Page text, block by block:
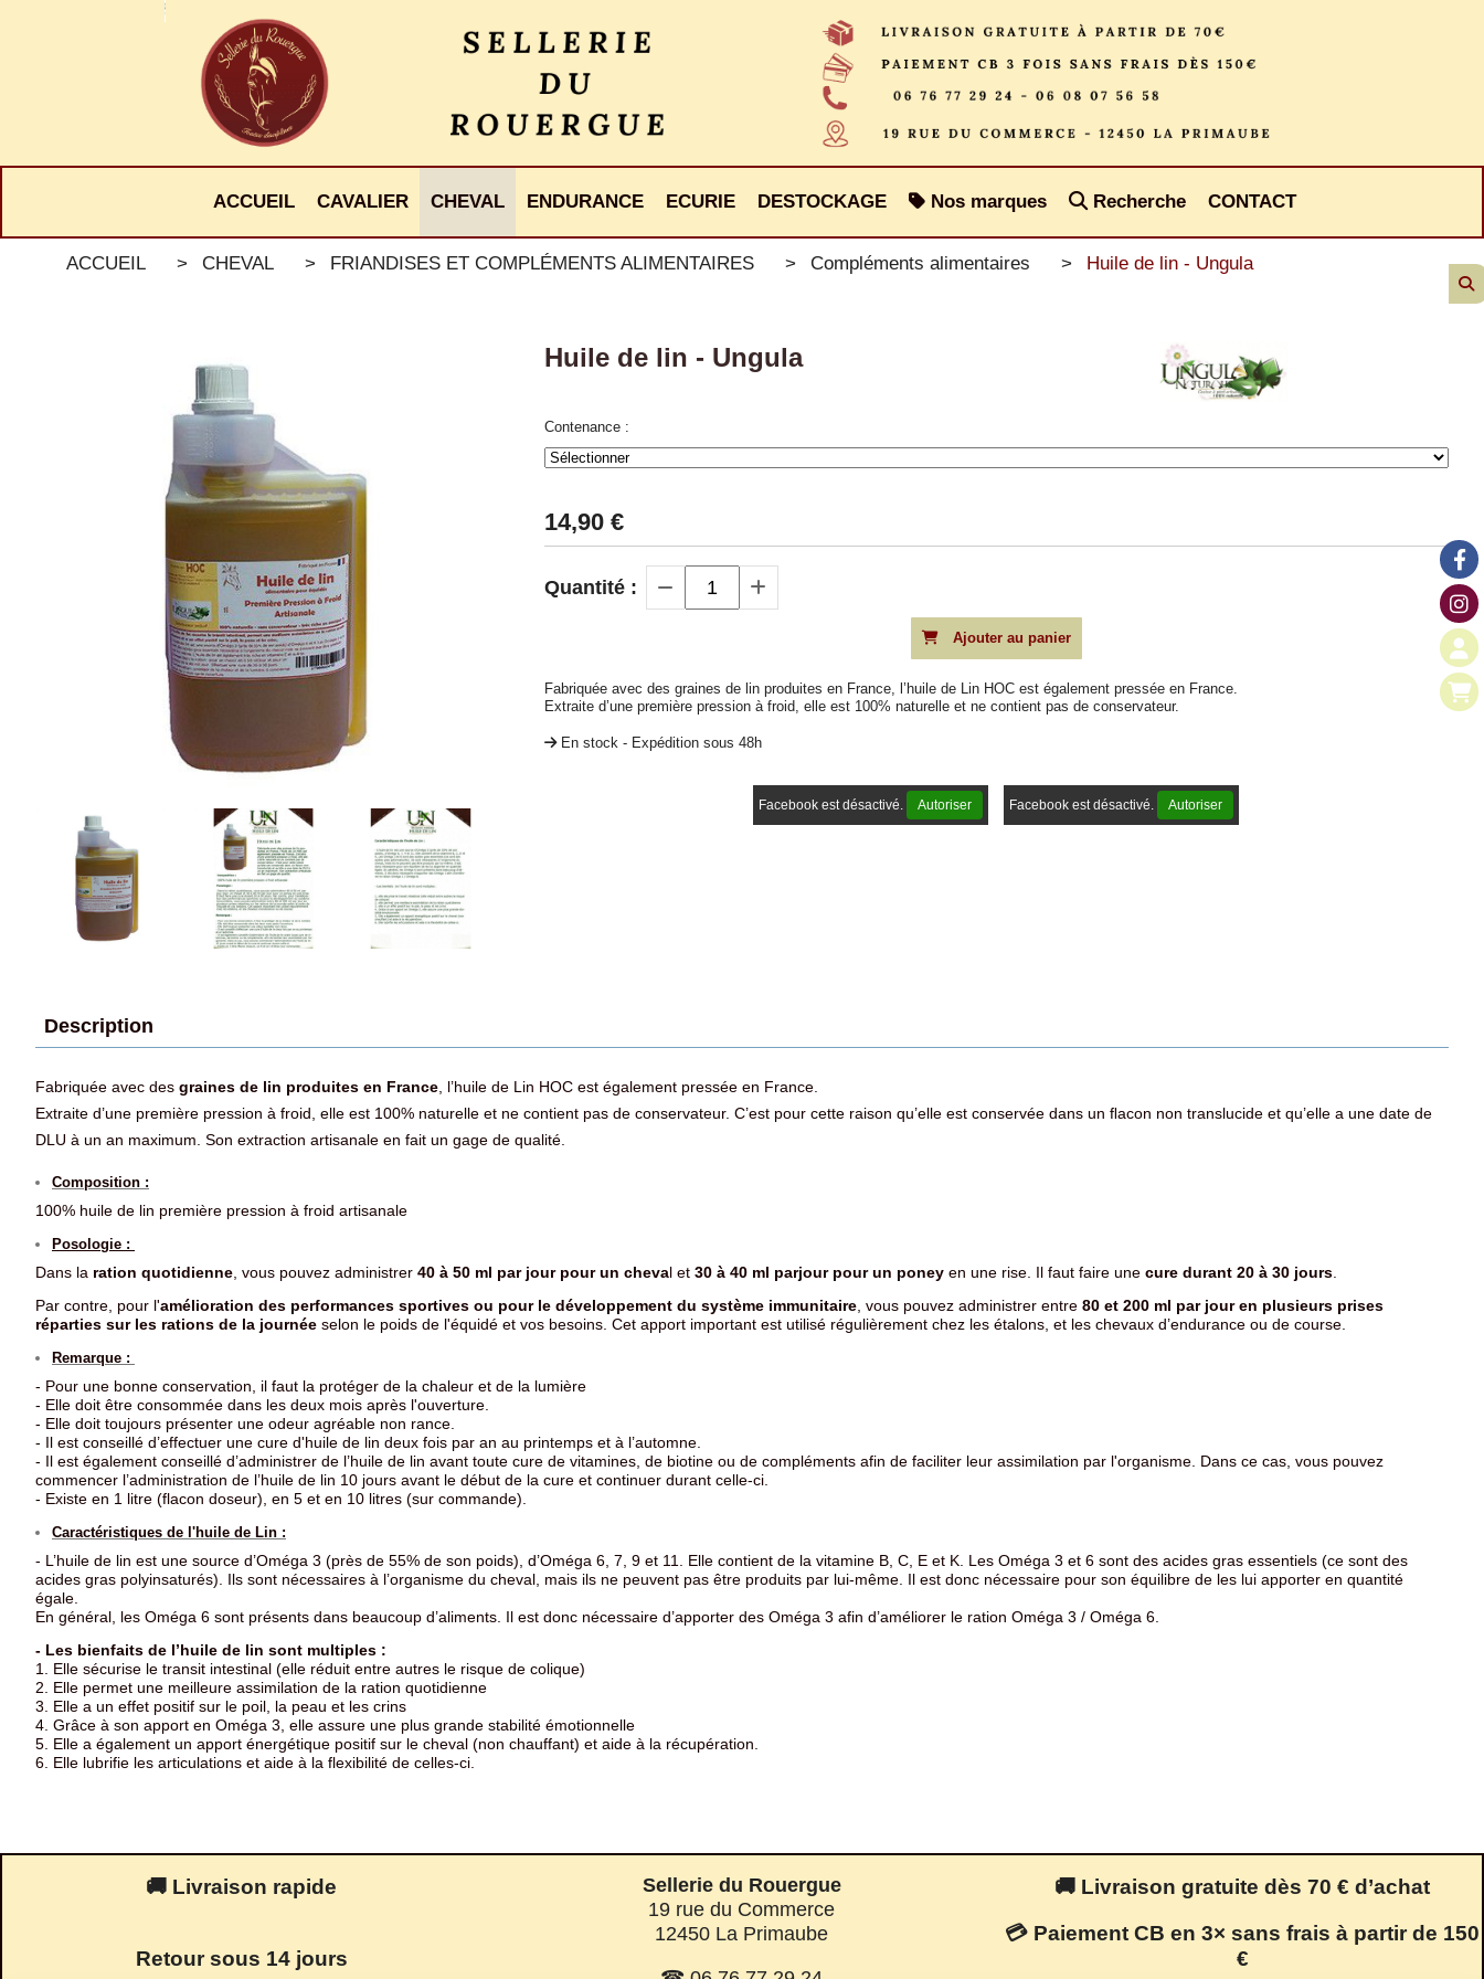
ACCUEIL CAVALIER CHEVAL ENDURANCE ECURIE DESTOCKAGE Nos marques Recherche CONTACT
ACCUEIL CHEVAL FRIANDISES ET COMPLÉMENTS ALIMENTAIRES Compléments alimentaires Huile de lin - Ungula
Huile de lin - Ungula
Contenance :
14,90€
Quantité :
Ajouter au panier
Fabriquée avec des graines de lin produites en France, l’huile de Lin HOC est également pressée en France.
Extraite d’une première pression à froid, elle est 100% naturelle et ne contient pas de conservateur.
En stock - Expédition sous 48h
Facebook est désactivé. Autoriser Facebook est désactivé. Autoriser
Description
Fabriquée avec des graines de lin produites en France, l’huile de Lin HOC est également pressée en France.
Extraite d’une première pression à froid, elle est 100% naturelle et ne contient pas de conservateur. C’est pour cette raison qu’elle est conservée dans un ﬂacon non translucide et qu’elle a une date de
DLU à un an maximum. Son extraction artisanale en fait un gage de qualité.
Composition :
100% huile de lin première pression à froid artisanale
Posologie :
Dans la ration quotidienne, vous pouvez administrer 40 à 50 ml par jour pour un cheval et 30 à 40 ml parjour pour un poney en une rise. Il faut faire une cure durant 20 à 30 jours.
Par contre, pour l'amélioration des performances sportives ou pour le développement du système immunitaire, vous pouvez administrer entre 80 et 200 ml par jour en plusieurs prises
réparties sur les rations de la journée selon le poids de l'équidé et vos besoins. Cet apport important est utilisé régulièrement chez les étalons, et les chevaux d’endurance ou de course.
Remarque :
- Pour une bonne conservation, il faut la protéger de la chaleur et de la lumière
- Elle doit être consommée dans les deux mois après l'ouverture.
- Elle doit toujours présenter une odeur agréable non rance.
- Il est conseillé d’effectuer une cure d'huile de lin deux fois par an au printemps et à l’automne.
- Il est également conseillé d’administrer de l’huile de lin avant toute cure de vitamines, de biotine ou de compléments afin de faciliter leur assimilation par l'organisme. Dans ce cas, vous pouvez
commencer l’administration de l’huile de lin 10 jours avant le début de la cure et continuer durant celle-ci.
- Existe en 1 litre (flacon doseur), en 5 et en 10 litres (sur commande).
Caractéristiques de l'huile de Lin :
- L’huile de lin est une source d’Oméga 3 (près de 55% de son poids), d’Oméga 6, 7, 9 et 11. Elle contient de la vitamine B, C, E et K. Les Oméga 3 et 6 sont des acides gras essentiels (ce sont des
acides gras polyinsaturés). Ils sont nécessaires à l’organisme du cheval, mais ils ne peuvent pas être produits par lui-même. Il est donc nécessaire pour son équilibre de les lui apporter en quantité
égale.
En général, les Oméga 6 sont présents dans beaucoup d’aliments. Il est donc nécessaire d’apporter des Oméga 3 afin d’améliorer le ration Oméga 3 / Oméga 6.
- Les bienfaits de l’huile de lin sont multiples :
1. Elle sécurise le transit intestinal (elle réduit entre autres le risque de colique)
2. Elle permet une meilleure assimilation de la ration quotidienne
3. Elle a un effet positif sur le poil, la peau et les crins
4. Grâce à son apport en Oméga 3, elle assure une plus grande stabilité émotionnelle
5. Elle a également un apport énergétique positif sur le cheval (non chauffant) et aide à la récupération.
6. Elle lubrifie les articulations et aide à la flexibilité de celles-ci.
🚚 Livraison rapide
Retour sous 14 jours
Sellerie du Rouergue
19 rue du Commerce
12450 La Primaube
🚚 Livraison gratuite dès 70 € d’achat
💳 Paiement CB en 3× sans frais à partir de 150
€
Panneau de gestion des cookies